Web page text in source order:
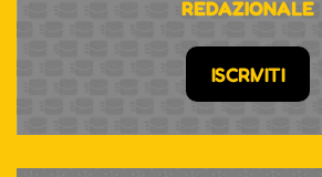
REDAZIONALE
ISCRIVITI